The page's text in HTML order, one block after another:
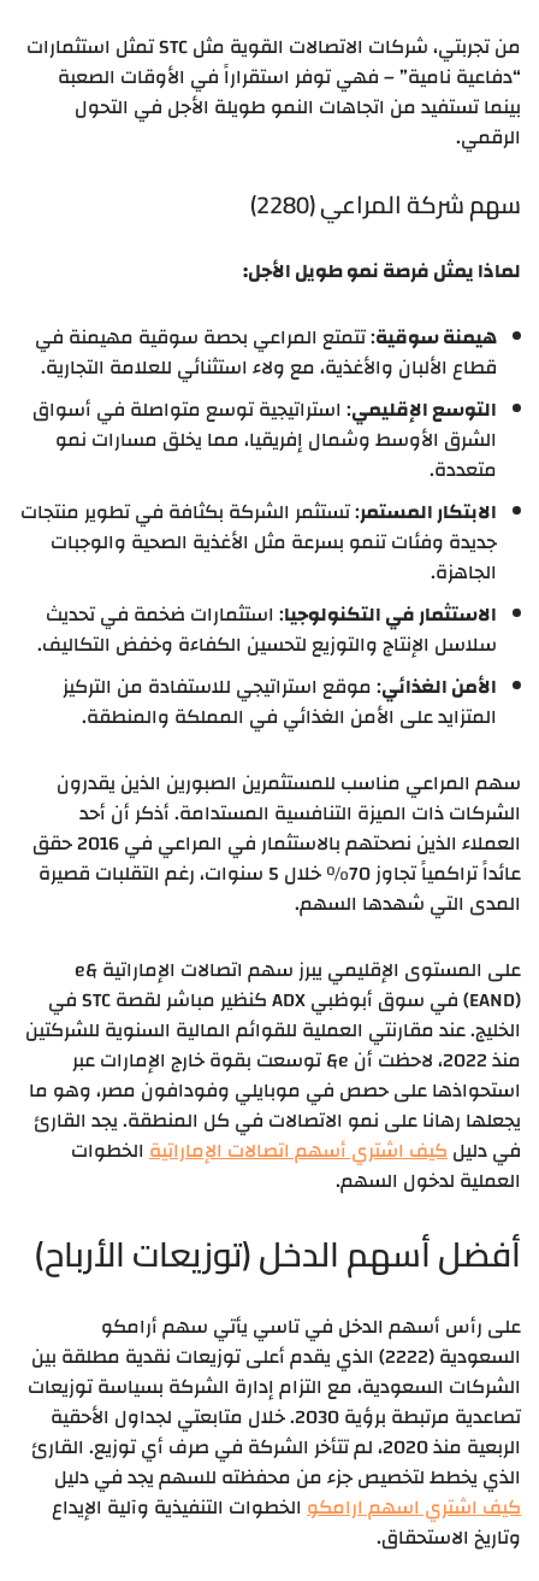
من تجربتي، شركات الاتصالات القوية مثل STC تمثل استثمارات
“دفاعية نامية” – فهي توفر استقراراً في الأوقات الصعبة
بينما تستفيد من اتجاهات النمو طويلة الأجل في التحول
الرقمي.
سهم شركة المراعي (2280)
لماذا يمثل فرصة نمو طويل الأجل:
هيمنة سوقية: تتمتع المراعي بحصة سوقية مهيمنة في
قطاع الألبان والأغذية، مع ولاء استثنائي للعلامة التجارية.
التوسع الإقليمي: استراتيجية توسع متواصلة في أسواق
الشرق الأوسط وشمال إفريقيا، مما يخلق مسارات نمو
متعددة.
الابتكار المستمر: تستثمر الشركة بكثافة في تطوير منتجات
جديدة وفئات تنمو بسرعة مثل الأغذية الصحية والوجبات
الجاهزة.
الاستثمار في التكنولوجيا: استثمارات ضخمة في تحديث
سلاسل الإنتاج والتوزيع لتحسين الكفاءة وخفض التكاليف.
الأمن الغذائي: موقع استراتيجي للاستفادة من التركيز
المتزايد على الأمن الغذائي في المملكة والمنطقة.
سهم المراعي مناسب للمستثمرين الصبورين الذين يقدرون
الشركات ذات الميزة التنافسية المستدامة. أذكر أن أحد
العملاء الذين نصحتهم بالاستثمار في المراعي في 2016 حقق
عائداً تراكمياً تجاوز 70% خلال 5 سنوات، رغم التقلبات قصيرة
المدى التي شهدها السهم.
على المستوى الإقليمي يبرز سهم اتصالات الإماراتية e&
(EAND) في سوق أبوظبي ADX كنظير مباشر لقصة STC في
الخليج. عند مقارنتي العملية للقوائم المالية السنوية للشركتين
منذ 2022، لاحظت أن e& توسعت بقوة خارج الإمارات عبر
استحواذها على حصص في موبايلي وفودافون مصر، وهو ما
يجعلها رهانا على نمو الاتصالات في كل المنطقة. يجد القارئ
في دليلكيف اشتري أسهم اتصالات الإماراتية الخطوات
العملية لدخول السهم.
أفضل أسهم الدخل (توزيعات الأرباح)
على رأس أسهم الدخل في تاسي يأتي سهم أرامكو
السعودية (2222) الذي يقدم أعلى توزيعات نقدية مطلقة بين
الشركات السعودية، مع التزام إدارة الشركة بسياسة توزيعات
تصاعدية مرتبطة برؤية 2030. خلال متابعتي لجداول الأحقية
الربعية منذ 2020، لم تتأخر الشركة في صرف أي توزيع. القارئ
الذي يخطط لتخصيص جزء من محفظته للسهم يجد في دليل
كيف اشتري اسهم ارامكو الخطوات التنفيذية وآلية الإيداع
وتاريخ الاستحقاق.